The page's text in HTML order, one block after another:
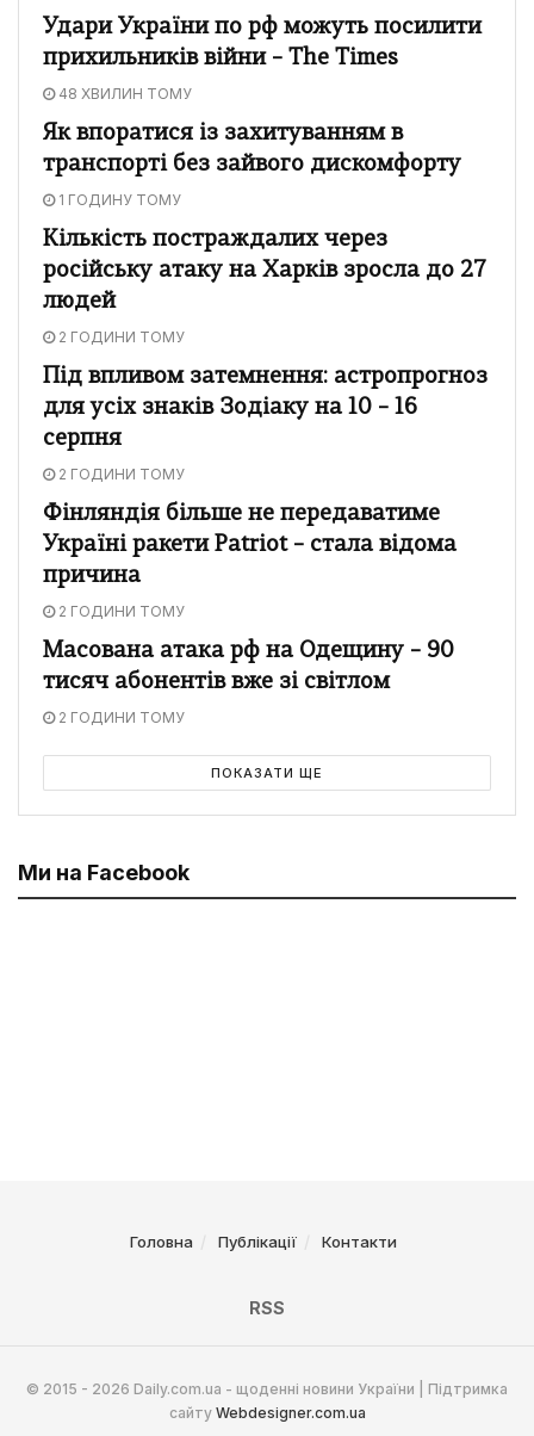
Удари України по рф можуть посилити
прихильників війни – The Times
48 ХВИЛИН ТОМУ
Як впоратися із захитуванням в
транспорті без зайвого дискомфорту
1 ГОДИНУ ТОМУ
Кількість постраждалих через
російську атаку на Харків зросла до 27
людей
2 ГОДИНИ ТОМУ
Під впливом затемнення: астропрогноз
для усіх знаків Зодіаку на 10 – 16
серпня
2 ГОДИНИ ТОМУ
Фінляндія більше не передаватиме
Україні ракети Patriot – стала відома
причина
2 ГОДИНИ ТОМУ
Масована атака рф на Одещину – 90
тисяч абонентів вже зі світлом
2 ГОДИНИ ТОМУ
ПОКАЗАТИ ЩЕ
Ми на Facebook
Головна Публікації Контакти
RSS
© 2015 - 2026 Daily.com.ua - щоденні новини України | Підтримка
сайту Webdesigner.com.ua